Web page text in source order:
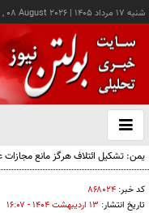
شنبه ۱۷ مرداد ۱۴۰۵ |
08 August 2026
باز
و
یمن: تشکیل ائتلاف هرگز مانع
کد خبر: ۸۶۸۰۲۴
تاریخ انتشار: ۱۳ ارديبهشت ۱۴۰۴ - ۱۶:۰۷